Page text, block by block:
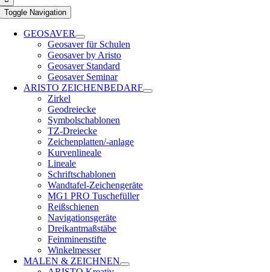
Toggle Navigation
GEOSAVER
Geosaver für Schulen
Geosaver by Aristo
Geosaver Standard
Geosaver Seminar
ARISTO ZEICHENBEDARF
Zirkel
Geodreiecke
Symbolschablonen
TZ-Dreiecke
Zeichenplatten/-anlage
Kurvenlineale
Lineale
Schriftschablonen
Wandtafel-Zeichengeräte
MG1 PRO Tuschefüller
Reißschienen
Navigationsgeräte
Dreikantmaßstäbe
Feinminenstifte
Winkelmesser
MALEN & ZEICHNEN